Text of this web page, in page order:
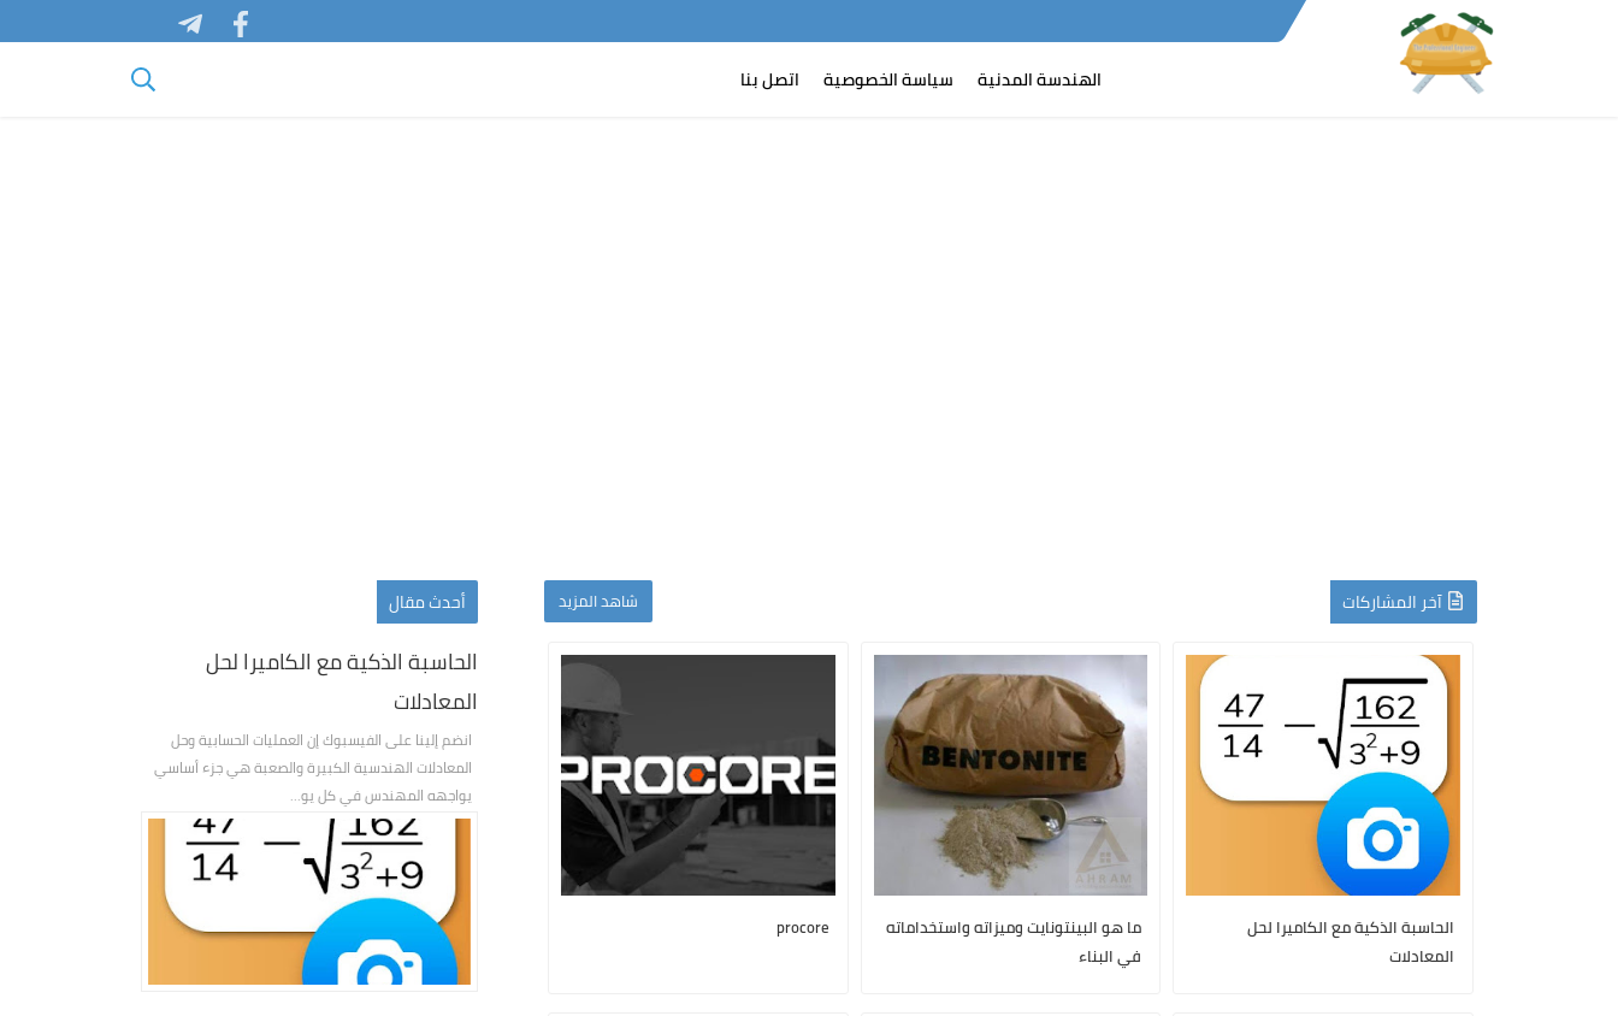
google-site-verification=Lt2aY0rTZb_9Y1D_INz4jsIuWYH5A6E_Ha1LYCmmCK4
الهندسة المدنية سياسة الخصوصية اتصل بنا
آخر المشاركات شاهد المزيد
الحاسبة الذكية مع الكاميرا لحل
المعادلات
ما هو البينتونايت وميزاته واستخداماته
في البناء
procore
أحدث مقال
الحاسبة الذكية مع الكاميرا لحل
المعادلات
انضم إلينا على الفيسبوك إن العمليات الحسابية وحل
المعادلات الهندسية الكبيرة والصعبة هي جزء أساسي
يواجهه المهندس في كل يو...